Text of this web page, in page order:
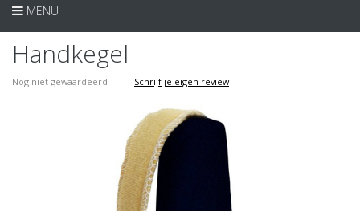
MENU
Handkegel
Nog niet gewaardeerd | Schrijf je eigen review